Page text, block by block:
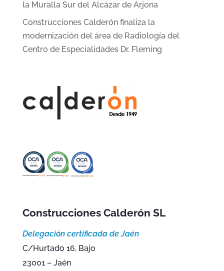
la Muralla Sur del Alcázar de Arjona
Construcciones Calderón finaliza la
modernización del área de Radiología del
Centro de Especialidades Dr. Fleming
Construcciones Calderón SL
Delegación certificada de Jaén
C/Hurtado 16, Bajo
23001 – Jaén